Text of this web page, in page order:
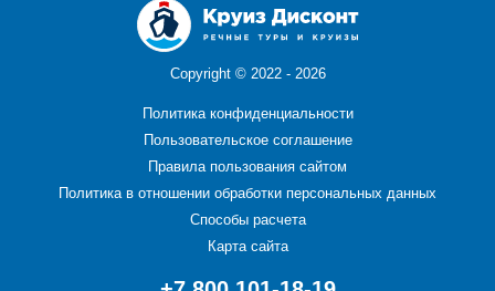
Copyright © 2022 - 2026
Политика конфиденциальности
Пользовательское соглашение
Правила пользования сайтом
Политика в отношении обработки персональных данных
Способы расчета
Карта сайта